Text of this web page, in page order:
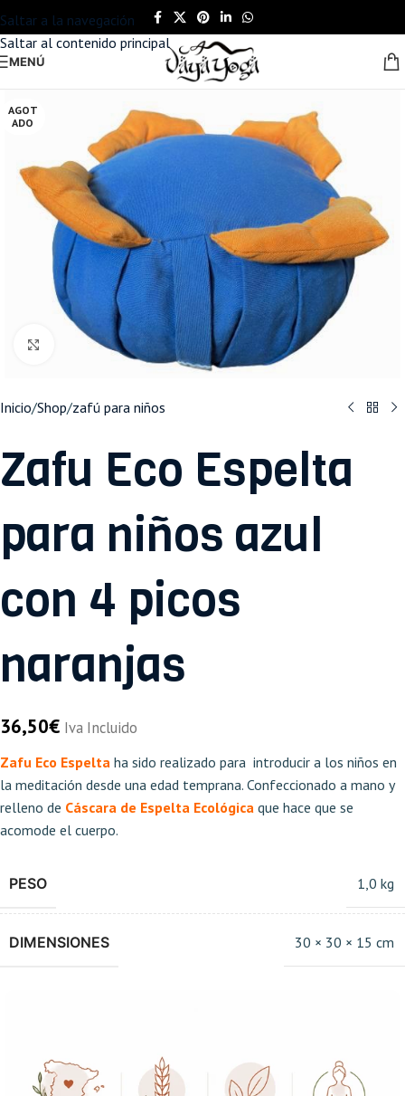
Saltar a la navegación
Saltar al contenido principal
MENÚ
AGOT
ADO
Haga clic para ampliar
Inicio/Shop/zafú para niños
Zafu Eco Espelta
para niños azul
con 4 picos
naranjas
36,50€ Iva Incluido
Zafu Eco Espelta ha sido realizado para introducir a los niños en
la meditación desde una edad temprana. Confeccionado a mano y
relleno de Cáscara de Espelta Ecológica que hace que se
acomode el cuerpo.
PESO 1,0 kg
DIMENSIONES 30 × 30 × 15 cm